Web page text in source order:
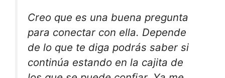
Creo que es una buena pregunta
para conectar con ella. Depende
de lo que te diga podrás saber si
continúa estando en la cajita de